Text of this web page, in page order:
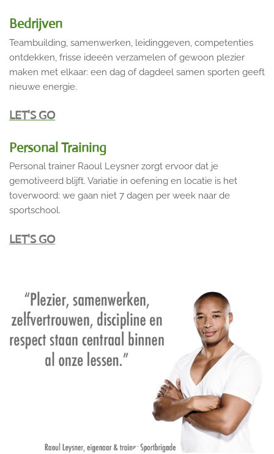
Bedrijven
Teambuilding, samenwerken, leidinggeven, competenties
ontdekken, frisse ideeën verzamelen of gewoon plezier
maken met elkaar: een dag of dagdeel samen sporten geeft
nieuwe energie.
LET'S GO
Personal Training
Personal trainer Raoul Leysner zorgt ervoor dat je
gemotiveerd blijft. Variatie in oefening en locatie is het
toverwoord: we gaan niet 7 dagen per week naar de
sportschool.
LET'S GO